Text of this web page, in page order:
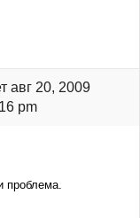
авг 20, 2009
pm
проблема.